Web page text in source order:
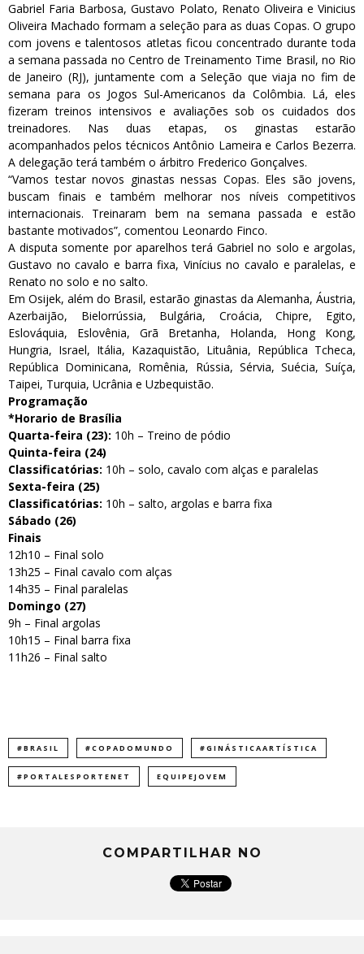
Gabriel Faria Barbosa, Gustavo Polato, Renato Oliveira e Vinicius
Oliveira Machado formam a seleção para as duas Copas. O grupo
com jovens e talentosos atletas ficou concentrado durante toda
a semana passada no Centro de Treinamento Time Brasil, no Rio
de Janeiro (RJ), juntamente com a Seleção que viaja no fim de
semana para os Jogos Sul-Americanos da Colômbia. Lá, eles
fizeram treinos intensivos e avaliações sob os cuidados dos
treinadores. Nas duas etapas, os ginastas estarão
acompanhados pelos técnicos Antônio Lameira e Carlos Bezerra.
A delegação terá também o árbitro Frederico Gonçalves.
“Vamos testar novos ginastas nessas Copas. Eles são jovens,
buscam finais e também melhorar nos níveis competitivos
internacionais. Treinaram bem na semana passada e estão
bastante motivados”, comentou Leonardo Finco.
A disputa somente por aparelhos terá Gabriel no solo e argolas,
Gustavo no cavalo e barra fixa, Vinícius no cavalo e paralelas, e
Renato no solo e no salto.
Em Osijek, além do Brasil, estarão ginastas da Alemanha, Áustria,
Azerbaijão, Bielorrússia, Bulgária, Croácia, Chipre, Egito,
Eslováquia, Eslovênia, Grã Bretanha, Holanda, Hong Kong,
Hungria, Israel, Itália, Kazaquistão, Lituânia, República Tcheca,
República Dominicana, Romênia, Rússia, Sérvia, Suécia, Suíça,
Taipei, Turquia, Ucrânia e Uzbequistão.
Programação
*Horario de Brasília
Quarta-feira (23): 10h – Treino de pódio
Quinta-feira (24)
Classificatórias: 10h – solo, cavalo com alças e paralelas
Sexta-feira (25)
Classificatórias: 10h – salto, argolas e barra fixa
Sábado (26)
Finais
12h10 – Final solo
13h25 – Final cavalo com alças
14h35 – Final paralelas
Domingo (27)
9h – Final argolas
10h15 – Final barra fixa
11h26 – Final salto
#BRASIL #COPADOMUNDO #GINÁSTICAARTÍSTICA
#PORTALESPORTENET EQUIPEJOVEM
COMPARTILHAR NO